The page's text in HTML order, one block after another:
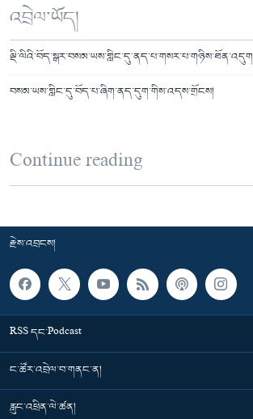
འབྲེལ་ཡོད།
ལྡི་ལིའི་བོད་སྒར་བསམ་ཡས་གླིང་དུ་ནད་པ་གསར་པ་གཉིས་ཐོན་འདུག
བསམ་ཡས་གླིང་དུ་བོད་པ་ཞིག་ནད་དུག་གིས་འདས་གྲོངས།
Continue reading
རྗེས་འབྲངས།
RSS དང་Podcast
ང་ཚོར་འབྲེལ་བ་གནང་ན།
རླུང་འཕྲིན་ལེ་ཚན།